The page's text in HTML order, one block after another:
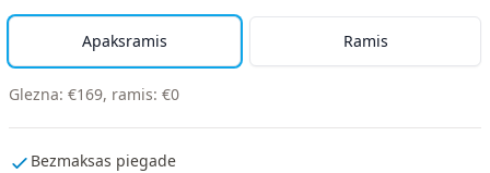
Apaksramis Ramis
Glezna: €169, ramis: €0
Bezmaksas piegade